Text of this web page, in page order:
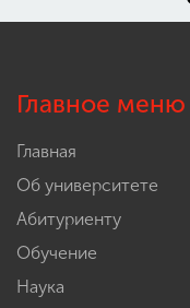
Главное меню
Главная
Об университете
Абитуриенту
Обучение
Наука